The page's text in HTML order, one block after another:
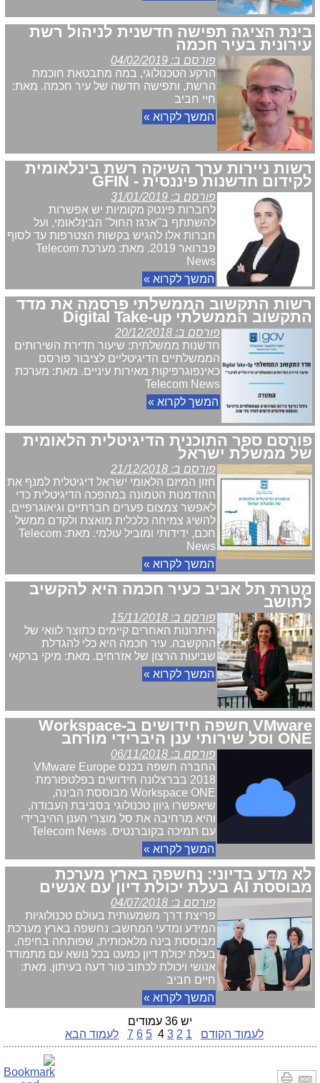
בינת הציגה תפישה חדשנית לניהול רשת
עירונית בעיר חכמה
פורסם ב: 04/02/2019
הרקע הטכנולוגי, במה מתבטאת חוכמת
הרשת, ותפישה חדשה של עיר חכמה. מאת:
חיי חביב
המשך לקרוא »
רשות ניירות ערך השיקה רשת בינלאומית
לקידום חדשנות פיננסית - GFIN
פורסם ב: 31/01/2019
לחברות פינטק מקומיות יש אפשרות
להשתתף ב"ארגז החול" הבינלאומי, ועל
חברות אלו להגיש בקשות הצטרפות עד לסוף
פברואר 2019. מאת: מערכת Telecom
News
המשך לקרוא »
רשות התקשוב הממשלתי פרסמה את מדד
התקשוב הממשלתי Digital Take-up
פורסם ב: 20/12/2018
חדשנות ממשלתית: שיעור חדירת השירותים
הממשלתיים הדיגיטליים לציבור פורסם
כאינפוגרפיקות מאירות עיניים. מאת: מערכת
Telecom News
המשך לקרוא »
פורסם ספר התוכנית הדיגיטלית הלאומית
של ממשלת ישראל
פורסם ב: 21/12/2018
חזון המיזם הלאומי ישראל דיגיטלית למנף את
ההזדמנות הטמונה במהפכה הדיגיטלית כדי
לאפשר צמצום פערים חברתיים וגיאוגרפיים,
להשיג צמיחה כלכלית מואצת ולקדם ממשל
חכם, ידידותי ומוביל עולמי. מאת: Telecom
News
המשך לקרוא »
מטרת תל אביב כעיר חכמה היא להקשיב
לתושב
פורסם ב: 15/11/2018
היתרונות האחרים קיימים כתוצר לוואי של
ההקשבה. עיר חכמה היא כלי להגדלת
שביעות הרצון של אזרחים. מאת: מיקי ברקאי
המשך לקרוא »
VMware חשפה חידושים ב-Workspace
ONE וסל שירותי ענן היברידי מורחב
פורסם ב: 06/11/2018
החברה חשפה בכנס VMware Europe
2018 בברצלונה חידושים בפלטפורמת
Workspace ONE מבוססת הבינה,
שיאפשרו גיוון טכנולוגי בסביבת העבודה,
והיא מרחיבה את סל מוצרי הענן ההיברידי
עם תמיכה בקוברנטיס. Telecom News
המשך לקרוא »
לא מדע בדיוני: נחשפה בארץ מערכת
מבוססת AI בעלת יכולת דיון עם אנשים
פורסם ב: 04/07/2018
פריצת דרך משמעותית בעולם טכנולוגיות
המידע ומדעי המחשב: נחשפה בארץ מערכת
מבוססת בינה מלאכותית, שפותחה בחיפה,
בעלת יכולת דיון כמעט בכל נושא עם מתמודד
אנושי ויכולת לכתוב טור דעה בעיתון. מאת:
חיים חביב
המשך לקרוא »
יש 36 עמודים
לעמוד הקודם
1
2
3
4
5
6
7 לעמוד הבא